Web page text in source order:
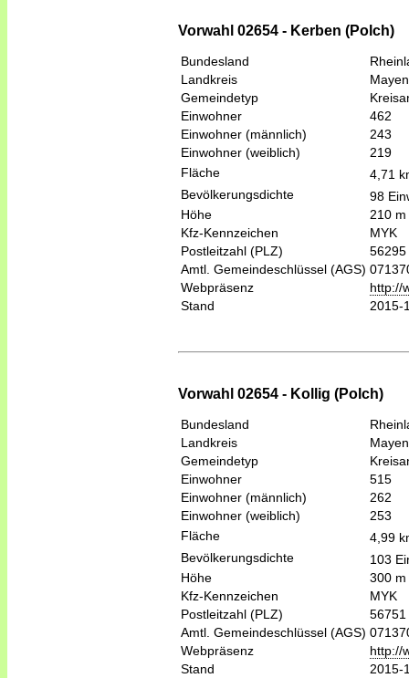
Vorwahl 02654 - Kerben (Polch)
Bundesland
Landkreis
Gemeindetyp
Einwohner
462
Einwohner (männlich)
243
Einwohner (weiblich)
219
Fläche
4,71
Bevölkerungsdichte
98
Höhe
210
Kfz-Kennzeichen
MYK
Postleitzahl (PLZ)
56295
Amtl. Gemeindeschlüssel (AGS)
Webpräsenz
http://
Stand
2015-
Vorwahl 02654 - Kollig (Polch)
Bundesland
Landkreis
Gemeindetyp
Einwohner
515
Einwohner (männlich)
262
Einwohner (weiblich)
253
Fläche
4,99
Bevölkerungsdichte
103
Höhe
300 m
Kfz-Kennzeichen
MYK
Postleitzahl (PLZ)
56751
Amtl. Gemeindeschlüssel (AGS)
Webpräsenz
http://
Stand
2015-